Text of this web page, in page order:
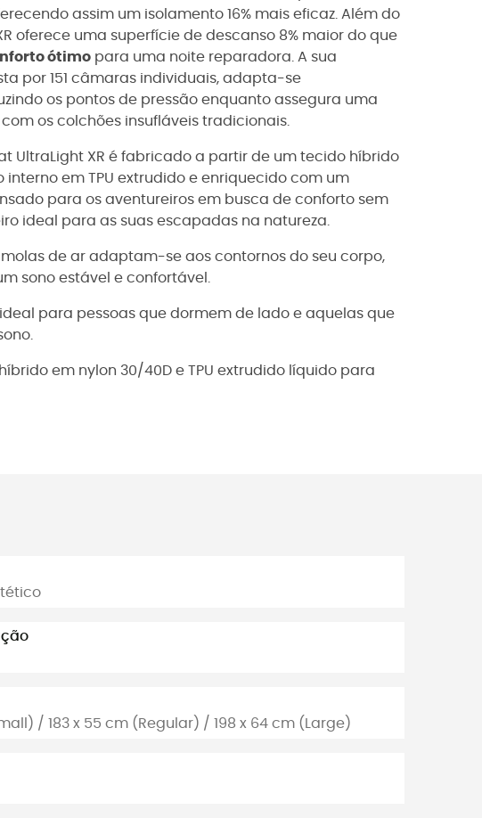
assim um isolamento 16% mais eficaz. Além do
oferece uma superfície de descanso 8% maior do que
ótimo para uma noite reparadora. A sua
por 151 câmaras individuais, adapta-se
os pontos de pressão enquanto assegura uma
os colchões insufláveis tradicionais.
UltraLight XR é fabricado a partir de um tecido híbrido
em TPU extrudido e enriquecido com um
para os aventureiros em busca de conforto sem
ideal para as suas escapadas na natureza.
de ar adaptam-se aos contornos do seu corpo,
sono estável e confortável.
para pessoas que dormem de lado e aquelas que
em nylon 30/40D e TPU extrudido líquido para
/ 183 x 55 cm (Regular) / 198 x 64 cm (Large)